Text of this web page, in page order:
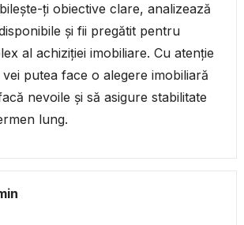
ți obiective clare, analizează
și fii pregătit pentru
al achiziției imobiliare. Cu atenție
putea face o alegere imobiliară
nevoile și să asigure stabilitate
lung.